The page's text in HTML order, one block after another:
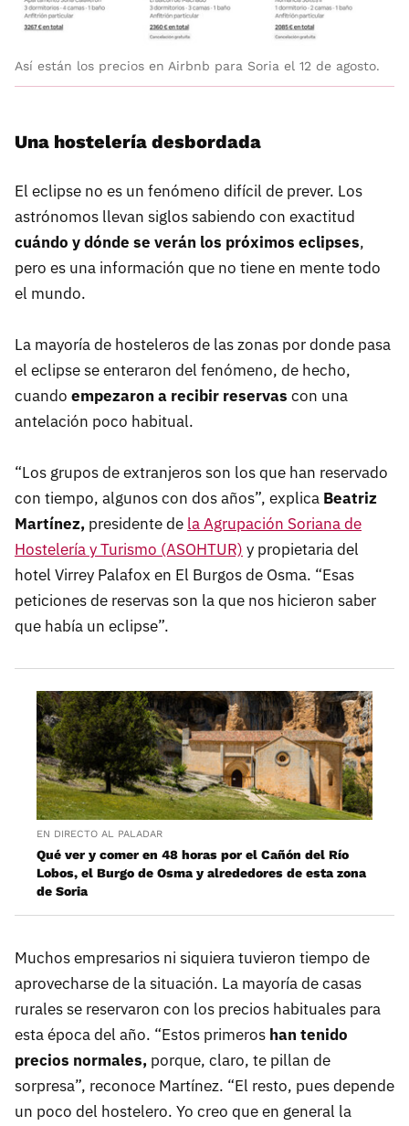
Así están los precios en Airbnb para Soria el 12 de agosto.
Una hostelería desbordada
El eclipse no es un fenómeno difícil de prever. Los
astrónomos llevan siglos sabiendo con exactitud
cuándo y dónde se verán los próximos eclipses,
pero es una información que no tiene en mente todo
el mundo.
La mayoría de hosteleros de las zonas por donde pasa
el eclipse se enteraron del fenómeno, de hecho,
cuando empezaron a recibir reservas con una
antelación poco habitual.
“Los grupos de extranjeros son los que han reservado
con tiempo, algunos con dos años”, explica Beatriz
Martínez, presidente de la Agrupación Soriana de
Hostelería y Turismo (ASOHTUR) y propietaria del
hotel Virrey Palafox en El Burgos de Osma. “Esas
peticiones de reservas son la que nos hicieron saber
que había un eclipse”.
EN DIRECTO AL PALADAR
Qué ver y comer en 48 horas por el Cañón del Río
Lobos, el Burgo de Osma y alrededores de esta zona
de Soria
Muchos empresarios ni siquiera tuvieron tiempo de
aprovecharse de la situación. La mayoría de casas
rurales se reservaron con los precios habituales para
esta época del año. “Estos primeros han tenido
precios normales, porque, claro, te pillan de
sorpresa”, reconoce Martínez. “El resto, pues depende
un poco del hostelero. Yo creo que en general la